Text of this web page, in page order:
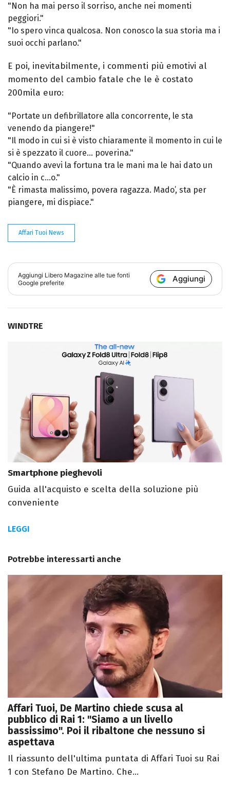
"Non ha mai perso il sorriso, anche nei momenti
peggiori."
"Io spero vinca qualcosa. Non conosco la sua storia ma i
suoi occhi parlano."
E poi, inevitabilmente, i commenti più emotivi al
momento del cambio fatale che le è costato
200mila euro:
"Portate un defibrillatore alla concorrente, le sta
venendo da piangere!"
"Il modo in cui si è visto chiaramente il momento in cui le
si è spezzato il cuore… poverina."
"Quando avevi la fortuna tra le mani ma le hai dato un
calcio in c…o."
"È rimasta malissimo, povera ragazza. Mado’, sta per
piangere, mi dispiace."
Affari Tuoi News
Aggiungi Libero Magazine alle tue fonti
Google preferite
Aggiungi
WINDTRE
Smartphone pieghevoli
Guida all'acquisto e scelta della soluzione più
conveniente
LEGGI
Potrebbe interessarti anche
Affari Tuoi, De Martino chiede scusa al
pubblico di Rai 1: "Siamo a un livello
bassissimo". Poi il ribaltone che nessuno si
aspettava
Il riassunto dell'ultima puntata di Affari Tuoi su Rai
1 con Stefano De Martino. Che...